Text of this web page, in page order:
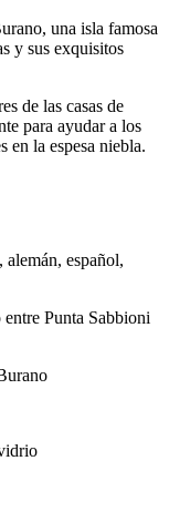
una isla famosa
y sus exquisitos
de las casas de
para ayudar a los
en la espesa niebla.
español,
Punta Sabbioni